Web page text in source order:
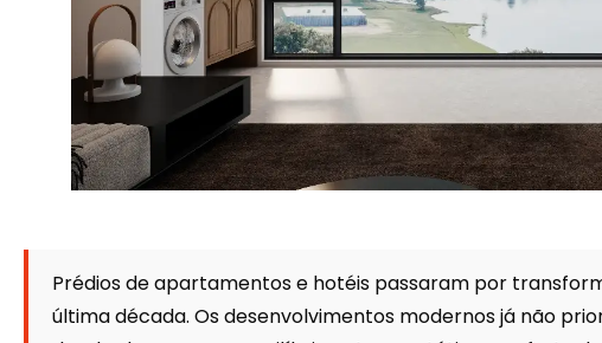
Prédios de apartamentos e hotéis passaram por
última década. Os desenvolvimentos modernos já não